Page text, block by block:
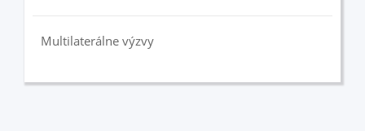
Multilaterálne výzvy